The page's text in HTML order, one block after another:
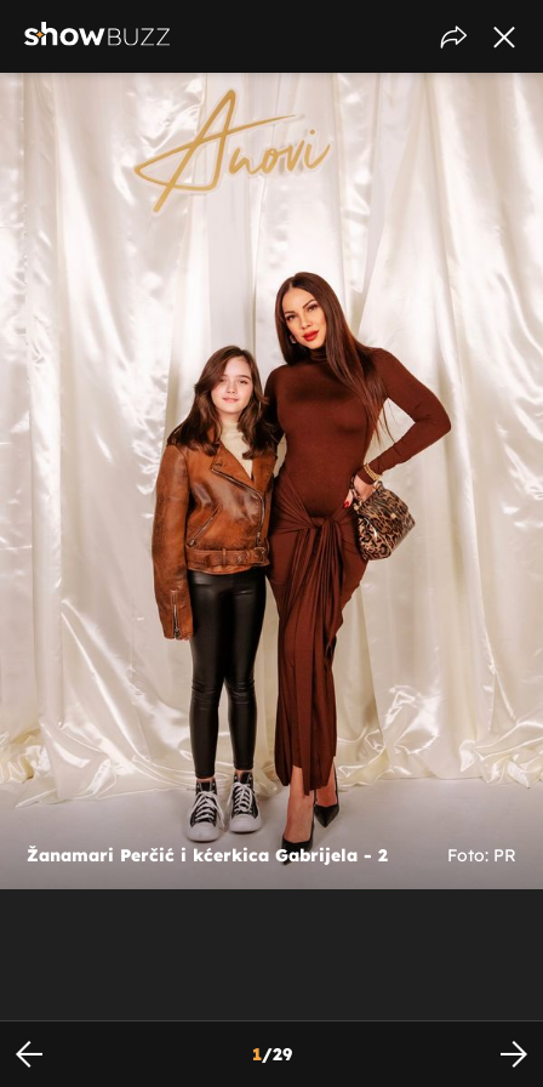
Žanamari Perčić i kćerkica Gabrijela - 2 Foto: PR
1/29